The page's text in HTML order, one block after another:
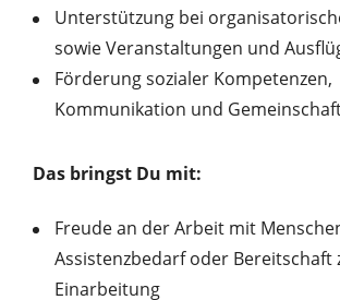
Unterstützung bei
sowie Veranstaltungen und
Förderung sozialer Kompetenzen,
Kommunikation und
Das bringst Du mit:
Freude an der Arbeit mit
Assistenzbedarf oder Bereitschaft
Einarbeitung